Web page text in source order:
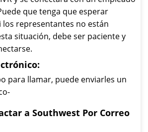
que tenga que esperar
representantes no están
situación, debe ser paciente y
para llamar, puede enviarles un
a Southwest Por Correo